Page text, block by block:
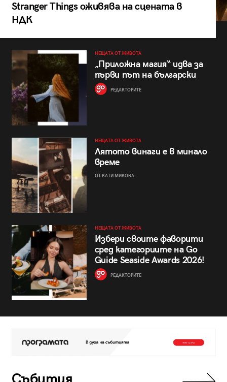
Stranger Things оживява на сцената в
НДК
НЕЩАТА ОТ ЖИВОТА
„Приложна магия“ идва за
първи път на български
РЕДАКТОРИТЕ
НЕЩАТА ОТ ЖИВОТА
Лятото винаги е в минало
време
ОТ КАТИ МИКОВА
НЕЩАТА ОТ ЖИВОТА
Избери своите фаворити
сред категориите на Go
Guide Seaside Awards 2026!
РЕДАКТОРИТЕ